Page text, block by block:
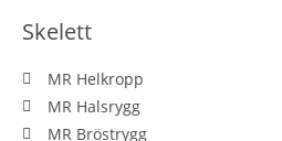
Skelett
MR Helkropp
MR Halsrygg
MR Bröstrygg